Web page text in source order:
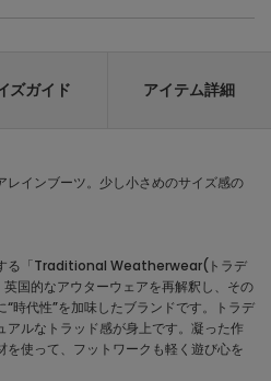
ズガイド アイテム詳細
レインブーツ。少し小さめのサイズ感の
る「Traditional Weatherwear(トラデ
国的なアウターウェアを再解釈し、その
時代性”を加味したブランドです。トラデ
アルなトラッド感が身上です。凝った作
を使って、フットワークも軽く遊び心を